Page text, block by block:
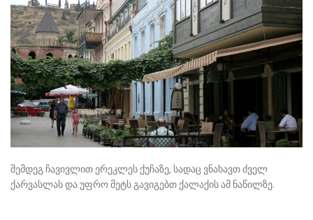
შემდეგ ჩავივლით ერეკლეს ქუჩაზე, სადაც ვნახავთ ძველ
ქარვასლას და უფრო მეტს გავიგებთ ქალაქის ამ ნაწილზე.